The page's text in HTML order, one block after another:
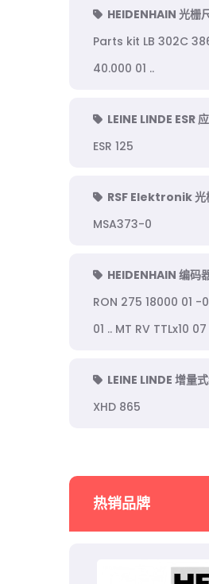
HEIDENHAIN 光栅
Parts kit LB 302C
40.000 01 ..
LEINE LINDE ESR
ESR 125
RSF Elektronik
MSA373-0
HEIDENHAIN 编
RON 275 18000 01 -
01 .. MT RV TTLx10 07
LEINE LINDE 增量
XHD 865
热销品牌